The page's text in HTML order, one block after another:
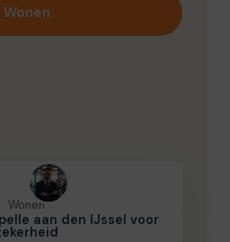
Wonen
Wonen
aan den IJssel voor